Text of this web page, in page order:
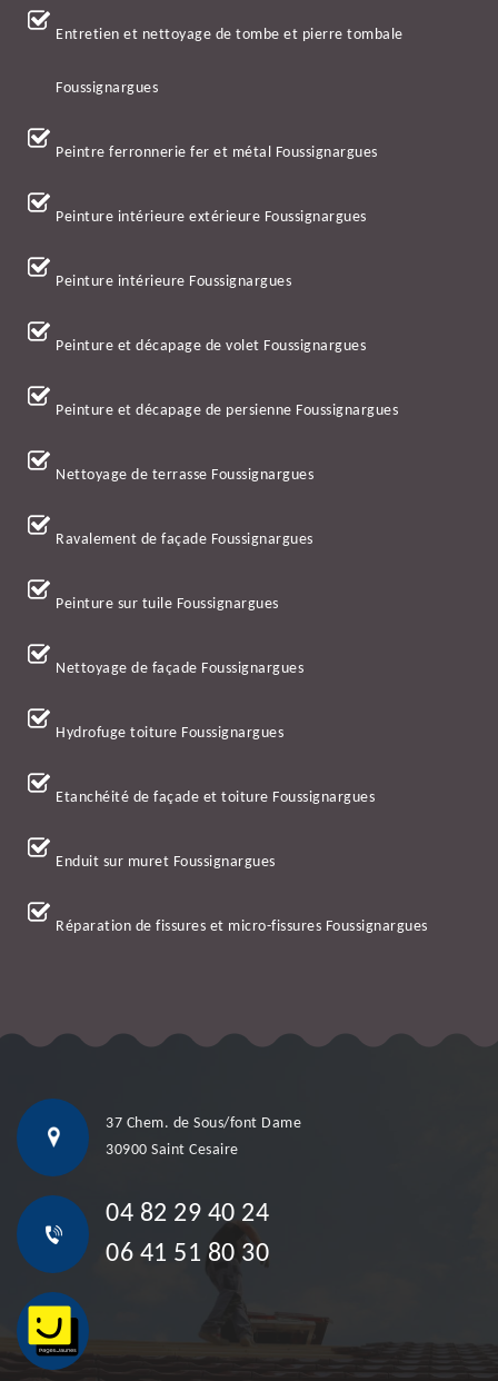
Entretien et nettoyage de tombe et pierre tombale
Foussignargues
Peintre ferronnerie fer et métal Foussignargues
Peinture intérieure extérieure Foussignargues
Peinture intérieure Foussignargues
Peinture et décapage de volet Foussignargues
Peinture et décapage de persienne Foussignargues
Nettoyage de terrasse Foussignargues
Ravalement de façade Foussignargues
Peinture sur tuile Foussignargues
Nettoyage de façade Foussignargues
Hydrofuge toiture Foussignargues
Etanchéité de façade et toiture Foussignargues
Enduit sur muret Foussignargues
Réparation de fissures et micro-fissures Foussignargues
37 Chem. de Sous/font Dame
30900 Saint Cesaire
04 82 29 40 24
06 41 51 80 30